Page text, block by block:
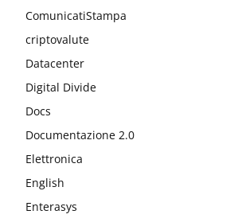
ComunicatiStampa
criptovalute
Datacenter
Digital Divide
Docs
Documentazione 2.0
Elettronica
English
Enterasys